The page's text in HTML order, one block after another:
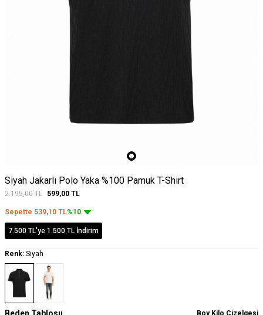
Siyah Jakarlı Polo Yaka %100 Pamuk T-Shirt
2.195,00TL 599,00 TL
Sepette 539,10 TL%10
7.500 TL'ye 1.500 TL İndirim
Renk: Siyah
Boy Kilo Çizelgesi